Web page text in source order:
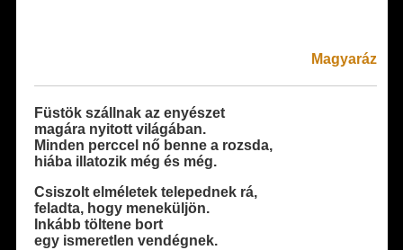
Magyaráz
Füstök szállnak az enyészet
magára nyitott világában.
Minden perccel nő benne a rozsda,
hiába illatozik még és még.
Csiszolt elméletek telepednek rá,
feladta, hogy meneküljön.
Inkább töltene bort
egy ismeretlen vendégnek.